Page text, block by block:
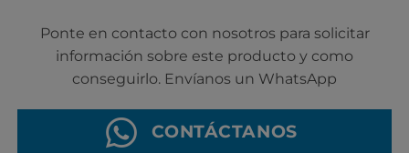
Ponte en contacto con nosotros para solicitar
información sobre este producto y como
conseguirlo. Envíanos un WhatsApp
CONTÁCTANOS